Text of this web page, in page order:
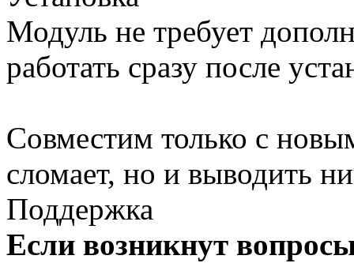
Модуль не требует
работать сразу после
Совместим только с
сломает, но и выводить
Поддержка
Если возникнут